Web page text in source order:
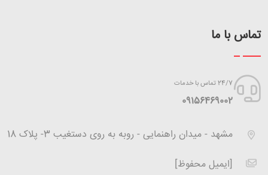
تماس با ما
24/7 تماس با خدمات
‪09156469002
مشهد - میدان راهنمایی - روبه به روی دستغیب 3- پلاک 18
[ایمیل محفوظ]